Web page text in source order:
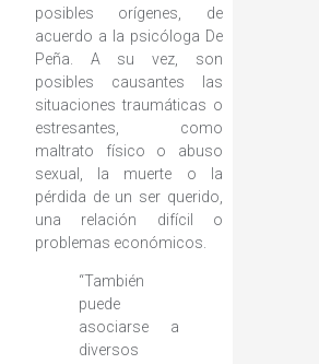
posibles orígenes, de
acuerdo a la psicóloga De
Peña. A su vez, son
posibles causantes las
situaciones traumáticas o
estresantes, como
maltrato físico o abuso
sexual, la muerte o la
pérdida de un ser querido,
una relación difícil o
problemas económicos.
“También
puede
asociarse a
diversos